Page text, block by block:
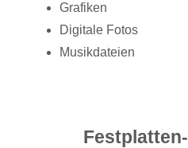
Grafiken
Digitale Fotos
Musikdateien